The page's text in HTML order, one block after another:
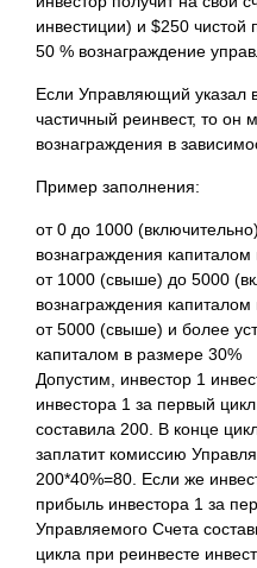
инвестиции) и $250
50 % вознаграждение
Если Управляющий указал
частичный реинвест, то он
вознаграждения в
Пример заполнения:
от 0 до 1000
вознаграждения
от 1000 (свыше) до 5000
вознаграждения
от 5000 (свыше) и более
капиталом в размере 30%
Допустим, инвестор 1
инвестора 1 за первый
составила 200. В конце
заплатит комиссию
200*40%=80. Если же
прибыль инвестора 1 за
Управляемого Счета
цикла при реинвесте